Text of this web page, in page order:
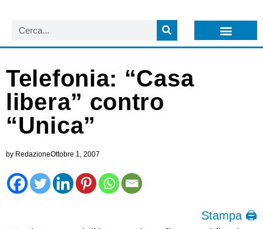
Telefonia: “Casa
libera” contro
“Unica”
by RedazioneOttobre 1, 2007
Stampa 🖨